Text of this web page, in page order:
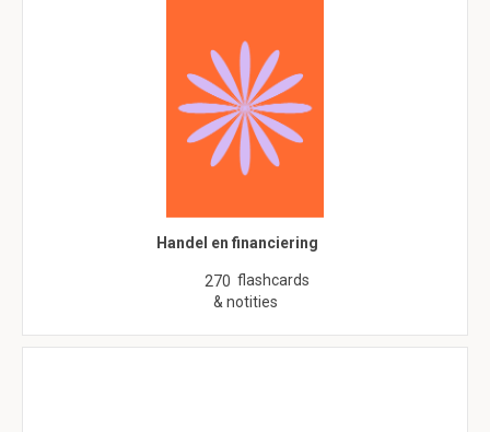
Handel en financiering
270 flashcards
& notities